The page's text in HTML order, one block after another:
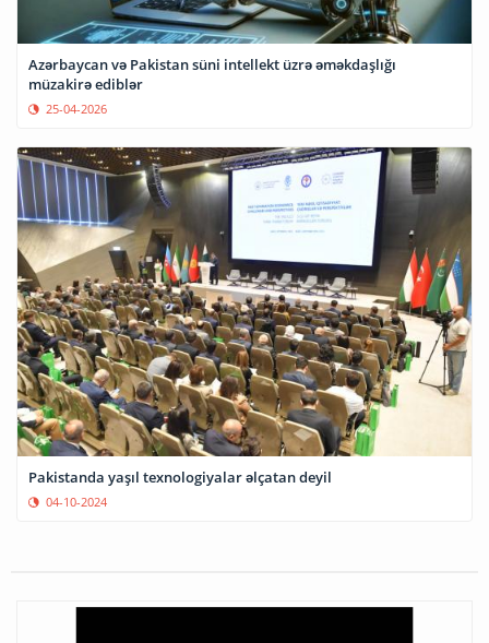
Azərbaycan və Pakistan süni intellekt üzrə əməkdaşlığı
müzakirə ediblər
25-04-2026
Pakistanda yaşıl texnologiyalar əlçatan deyil
04-10-2024